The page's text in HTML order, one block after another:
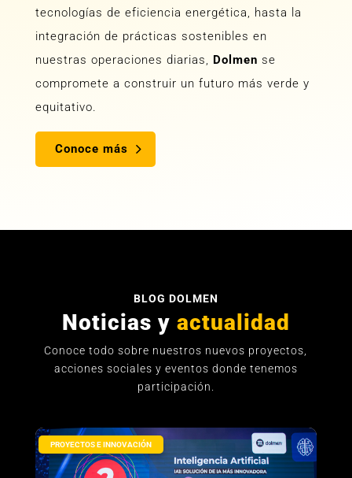
tecnologías de eficiencia energética, hasta la
integración de prácticas sostenibles en
nuestras operaciones diarias, Dolmen se
compromete a construir un futuro más verde y
equitativo.
Conoce más
BLOG DOLMEN
Noticias y actualidad
Conoce todo sobre nuestros nuevos proyectos,
acciones sociales y eventos donde tenemos
participación.
PROYECTOS E INNOVACIÓN